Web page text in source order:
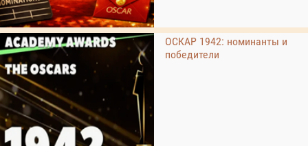
ОСКАР 1942: номинанты и
победители